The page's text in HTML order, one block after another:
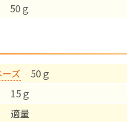
50ｇ
ズ 50ｇ
15ｇ
適量
English